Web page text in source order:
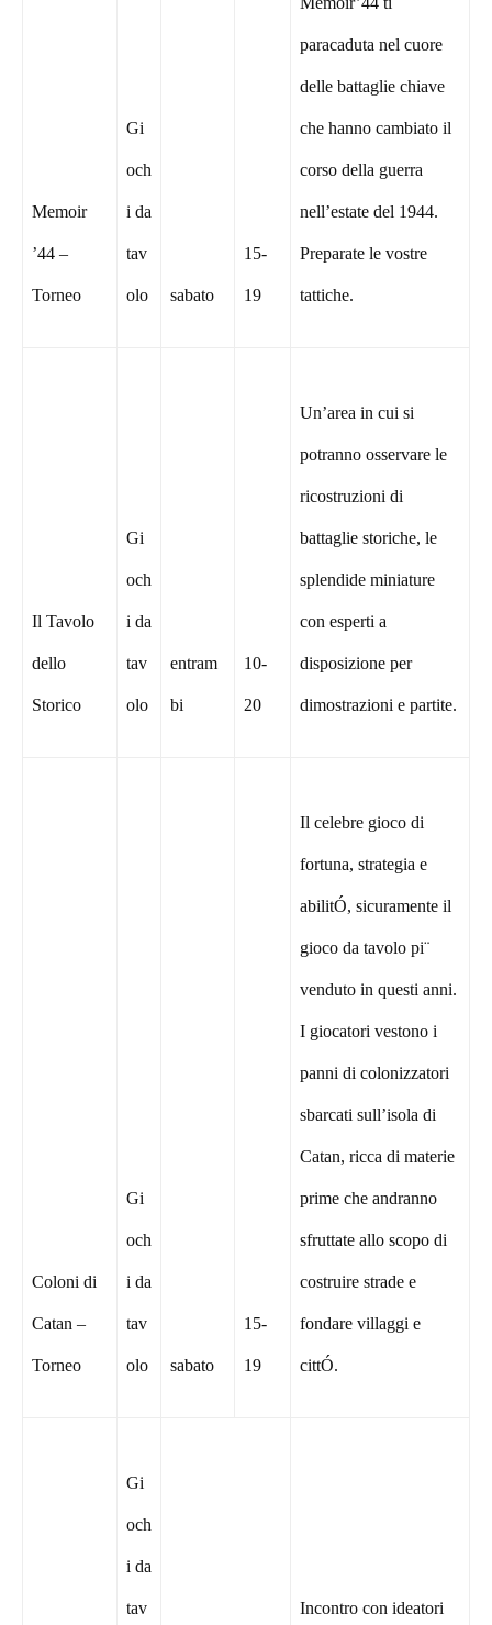
Memoir
’44 –
Torneo
Gi
och
i da
tav
olo sabato
15-
19
paracaduta nel cuore
delle battaglie chiave
che hanno cambiato il
corso della guerra
nell’estate del 1944.
Preparate le vostre
tattiche.
Il Tavolo
dello
Storico
Gi
och
i da
tav
olo
entram
bi
10-
20
Un’area in cui si
potranno osservare le
ricostruzioni di
battaglie storiche, le
splendide miniature
con esperti a
disposizione per
dimostrazioni e partite.
Coloni di
Catan –
Torneo
Gi
och
i da
tav
olo sabato
15-
19
Il celebre gioco di
fortuna, strategia e
abilitÓ, sicuramente il
gioco da tavolo pi¨
venduto in questi anni.
I giocatori vestono i
panni di colonizzatori
sbarcati sull’isola di
Catan, ricca di materie
prime che andranno
sfruttate allo scopo di
costruire strade e
fondare villaggi e
cittÓ.
Gi
och
i da
tav Incontro con ideatori